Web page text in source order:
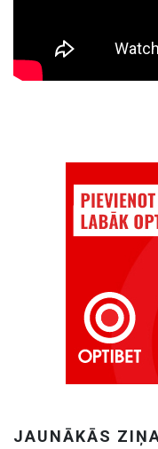
JAUNĀKĀS